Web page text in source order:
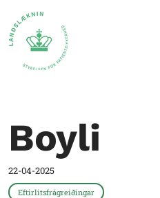
Boyli
22-04-2025
Eftirlitsfrágreiðingar